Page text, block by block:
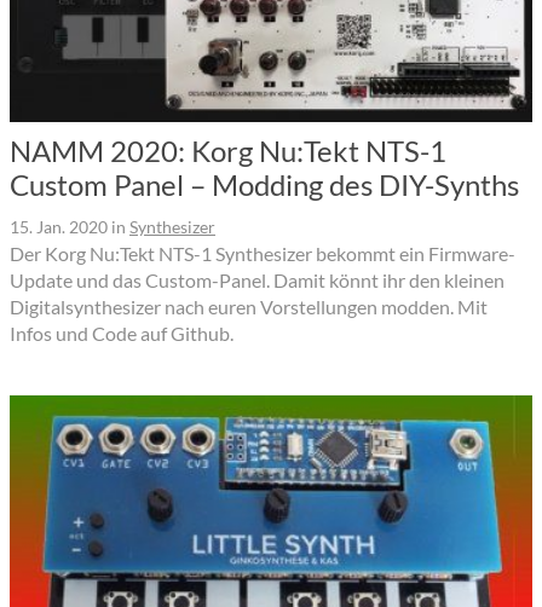
NAMM 2020: Korg Nu:Tekt NTS-1
Custom Panel – Modding des DIY-Synths
15. Jan. 2020 in Synthesizer
Der Korg Nu:Tekt NTS-1 Synthesizer bekommt ein Firmware-
Update und das Custom-Panel. Damit könnt ihr den kleinen
Digitalsynthesizer nach euren Vorstellungen modden. Mit
Infos und Code auf Github.